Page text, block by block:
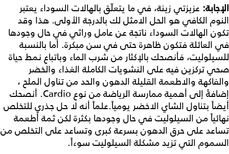
الإجابة: عزيزتي زينة، في ما يتعلّق بالهالات السوداء يعتبر
النوم الكافي هو الحل الامثل لك بالدرجة الأولى. هذا وقد
تكون الهالات السوداء ناتجة عن عامل وراثي في حال وجودها
في العائلة فتكون ظاهرة حتى في سن مبكرة. أما بالنسبة
للسيلوليت، فأنصحك بالإكثار من شرب الماء وباتباع نمط حياة
صحي تركزين فيه على النشويات الكاملة الغذاء والخضر
والفاكهة والاطعمة القليلة الدهون والحد من تناول الملح ،
إضافةً إلى أهمية ممارسة الرياضة من نوع Cardio. أنصحك
أيضاً بتناول الشاي الاخضر يومياً.علماً أنه لا حل جذري للتخلص
نهائياً من السيلوليت في حال وجودها بكثرة لكن ثمة أطعمة
تساعد على حرق الدهون بسرعة كبرى وتساعد على التخلص من
السموم التي تزيد مشكلة السيلوليت سوءاً.